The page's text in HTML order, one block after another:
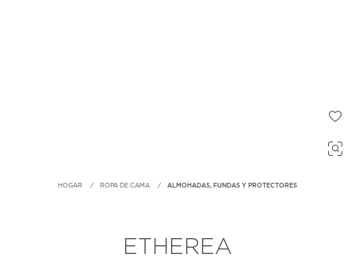
HOGAR ROPA DE CAMA ALMOHADAS, FUNDAS Y PROTECTORES
ETHEREA